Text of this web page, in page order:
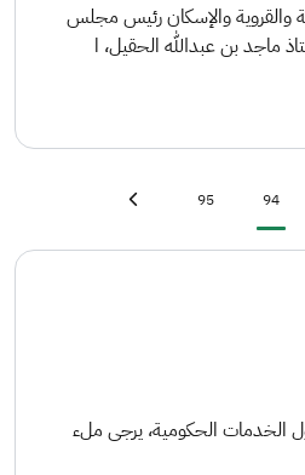
والقروية والإسكان رئيس مجلس
ماجد بن عبدالله الحقيل، ا
Current page
94
Page
95
الخدمات الحكومية، يرجى ملء